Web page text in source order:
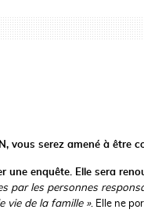
vous serez amené à être
une enquête. Elle sera
par les personnes
vie de la famille ». Elle ne